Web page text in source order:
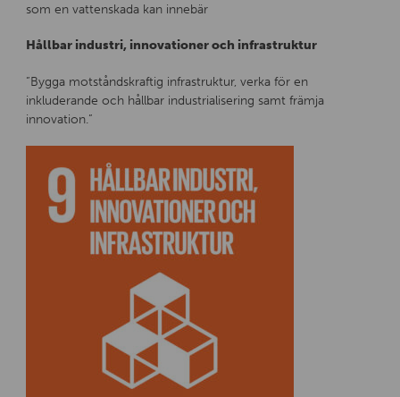
som en vattenskada kan innebär
Hållbar industri, innovationer och infrastruktur
”Bygga motståndskraftig infrastruktur, verka för en
inkluderande och hållbar industrialisering samt främja
innovation.”